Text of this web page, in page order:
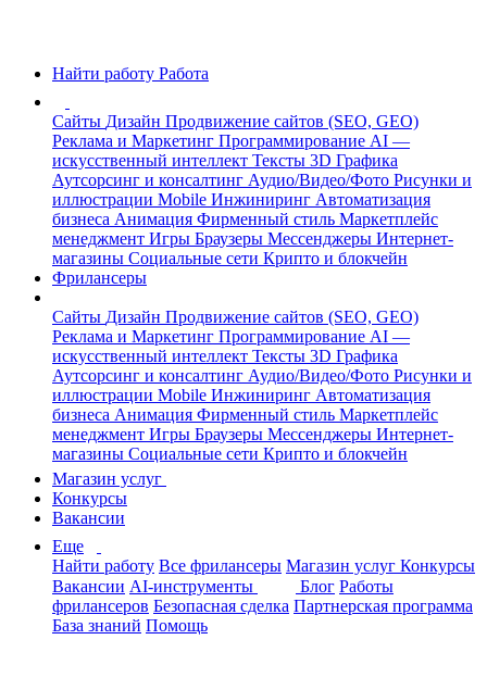
Найти работу Работа
Сайты Дизайн Продвижение сайтов (SEO, GEO)
Реклама и Маркетинг Программирование AI —
искусственный интеллект Тексты 3D Графика
Аутсорсинг и консалтинг Аудио/Видео/Фото Рисунки и
иллюстрации Mobile Инжиниринг Автоматизация
бизнеса Анимация Фирменный стиль Маркетплейс
менеджмент Игры Браузеры Мессенджеры Интернет-
магазины Социальные сети Крипто и блокчейн
Фрилансеры
Сайты Дизайн Продвижение сайтов (SEO, GEO)
Реклама и Маркетинг Программирование AI —
искусственный интеллект Тексты 3D Графика
Аутсорсинг и консалтинг Аудио/Видео/Фото Рисунки и
иллюстрации Mobile Инжиниринг Автоматизация
бизнеса Анимация Фирменный стиль Маркетплейс
менеджмент Игры Браузеры Мессенджеры Интернет-
магазины Социальные сети Крипто и блокчейн
Магазин услуг
Конкурсы
Вакансии
Еще
Найти работу Все фрилансеры Магазин услуг Конкурсы
Вакансии AI-инструменты Блог Работы
фрилансеров Безопасная сделка Партнерская программа
База знаний Помощь